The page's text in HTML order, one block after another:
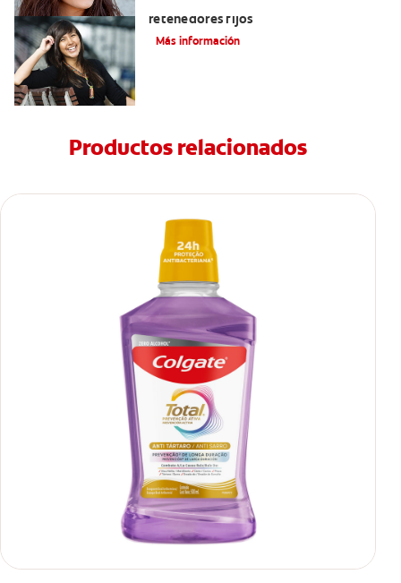
retenedores fijos
Más información
Productos relacionados